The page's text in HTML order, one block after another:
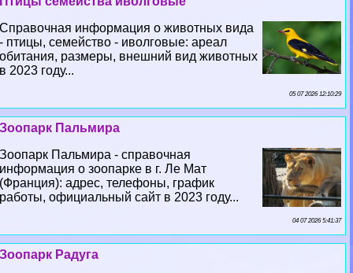
Справочная информация о животных вида
- птицы, семейство - иволговые: ареал
обитания, размеры, внешний вид животных
в 2023 году...
05 07 2026 12:10:29
Зоопарк Пальмира
Зоопарк Пальмира - справочная
информация о зоопарке в г. Ле Мат
(Франция): адрес, телефоны, график
работы, официальный сайт в 2023 году...
04 07 2026 5:41:37
Зоопарк Радуга